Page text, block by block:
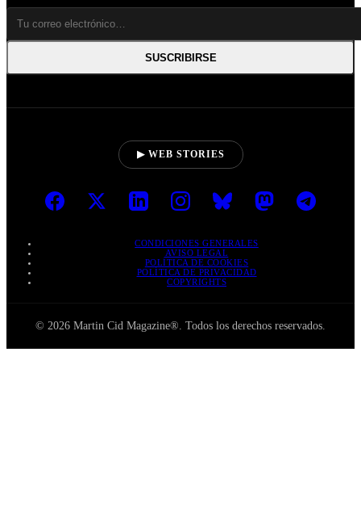
SUSCRIBIRSE
▶ WEB STORIES
CONDICIONES GENERALES
AVISO LEGAL
POLÍTICA DE COOKIES
POLÍTICA DE PRIVACIDAD
COPYRIGHTS
© 2026 Martin Cid Magazine®. Todos los derechos reservados.